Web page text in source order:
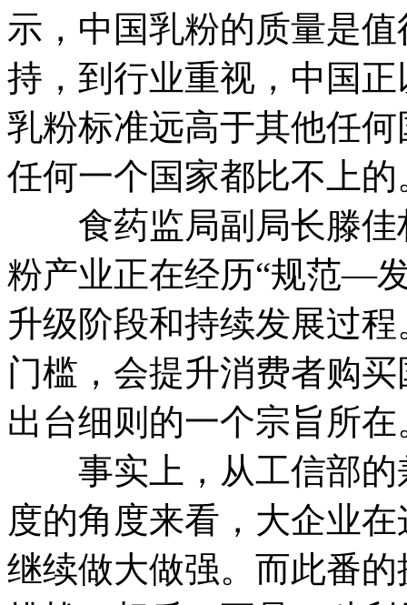
示，中国乳粉的质量是
持，到行业重视，中国
乳粉标准远高于其他任
任何一个国家都比不上的
食药监局副局长滕佳
粉产业正在经历“规范—
升级阶段和持续发展过
门槛，会提升消费者购
出台细则的一个宗旨所在
事实上，从工信部的
度的角度来看，大企业
继续做大做强。而此番